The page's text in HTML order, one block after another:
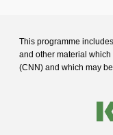
This programme
and other material
(CNN) and which may